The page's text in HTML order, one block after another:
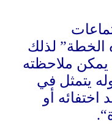
الخطة” لذلك
يمكن ملاحظته
يتمثل في
أو
“.